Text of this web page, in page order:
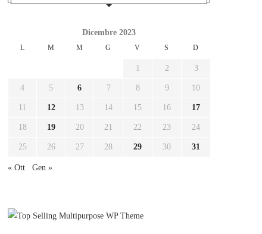
Dicembre 2023
L M M G V S D
1 2 3
4 5 6 7 8 9 10
11 12 13 14 15 16 17
18 19 20 21 22 23 24
25 26 27 28 29 30 31
« Ott Gen »